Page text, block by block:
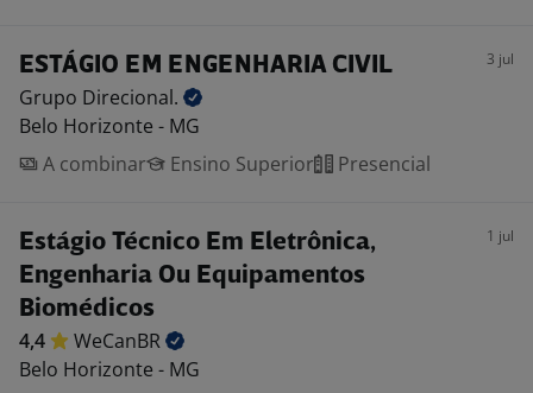
ESTÁGIO EM ENGENHARIA CIVIL 3 jul
Grupo Direcional.
Belo Horizonte - MG
A combinar
Ensino Superior Presencial
Estágio Técnico Em Eletrônica,
Engenharia Ou Equipamentos
Biomédicos
1 jul
4,4
WeCanBR
Belo Horizonte - MG